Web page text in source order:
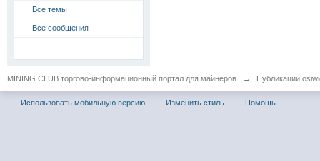
Все темы
Все сообщения
MINING CLUB торгово-информационный портал для майнеров → Публикации
Использовать мобильную версию Изменить стиль Помощь